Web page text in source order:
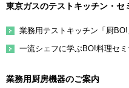
東京ガスのテストキッチン・セ
業務用テストキッチン「厨BO!
一流シェフに学ぶBO!料理セミ
業務用厨房機器のご案内